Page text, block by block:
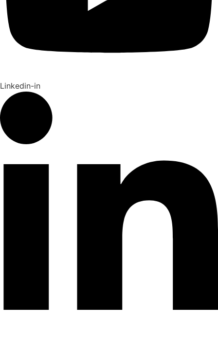
Linkedin-in